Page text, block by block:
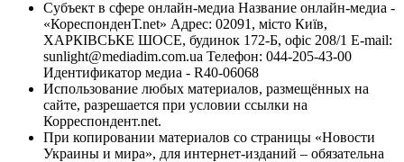
Субъект в сфере онлайн-медиа Название онлайн-медиа -
«КореспонденТ.net» Адрес: 02091, місто Київ,
ХАРКІВСЬКЕ ШОСЕ, будинок 172-Б, офіс 208/1 E-mail:
sunlight@mediadim.com.ua Телефон: 044-205-43-00
Идентификатор медиа - R40-06068
Использование любых материалов, размещённых на
сайте, разрешается при условии ссылки на
Корреспондент.net.
При копировании материалов со страницы «Новости
Украины и мира», для интернет-изданий – обязательна